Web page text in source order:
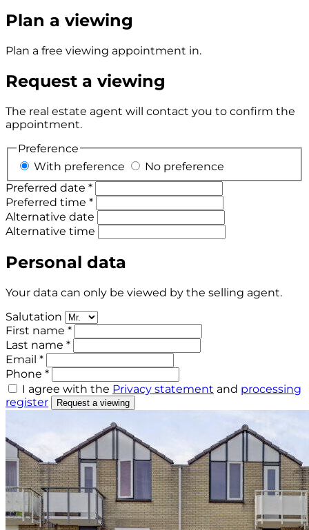
Plan a viewing
Plan a free viewing appointment in.
Request a viewing
The real estate agent will contact you to confirm the
appointment.
Preference
With preference
No preference
Preferred date *
Preferred time *
Alternative date
Alternative time
Personal data
Your data can only be viewed by the selling agent.
Salutation
First name *
Last name *
Email *
Phone *
I agree with the Privacy statement and processing
register
Request a viewing